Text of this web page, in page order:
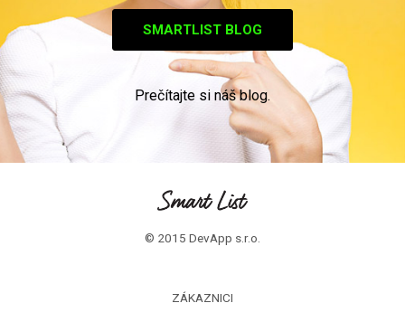
SMARTLIST BLOG
Prečítajte si náš blog.
© 2015 DevApp s.r.o.
ZÁKAZNICI